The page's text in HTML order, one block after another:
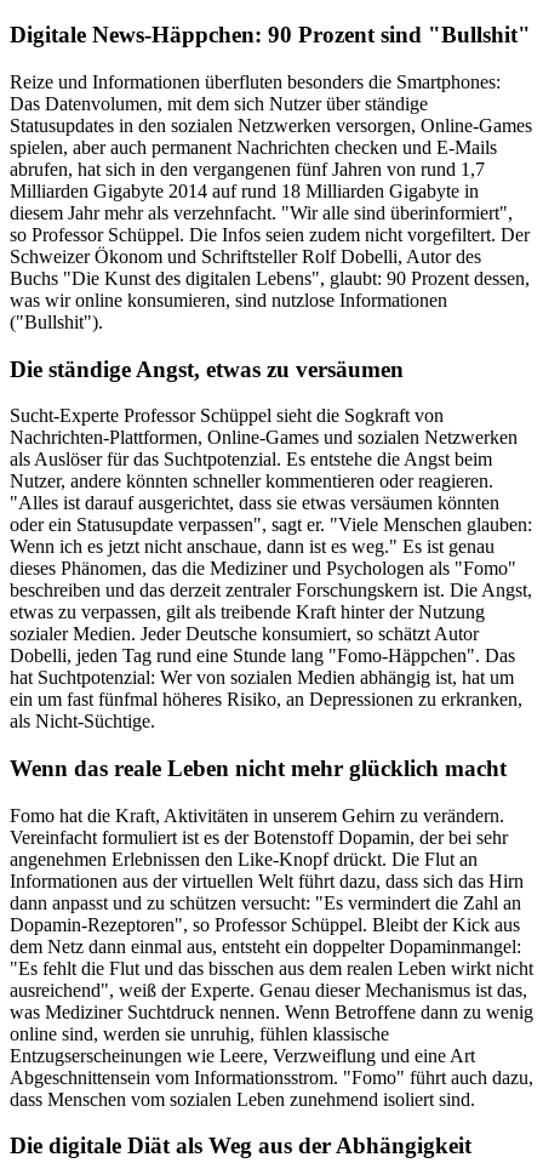
Digitale News-Häppchen: 90 Prozent sind "Bullshit"
Reize und Informationen überfluten besonders die Smartphones:
Das Datenvolumen, mit dem sich Nutzer über ständige
Statusupdates in den sozialen Netzwerken versorgen, Online-Games
spielen, aber auch permanent Nachrichten checken und E-Mails
abrufen, hat sich in den vergangenen fünf Jahren von rund 1,7
Milliarden Gigabyte 2014 auf rund 18 Milliarden Gigabyte in
diesem Jahr mehr als verzehnfacht. "Wir alle sind überinformiert",
so Professor Schüppel. Die Infos seien zudem nicht vorgefiltert. Der
Schweizer Ökonom und Schriftsteller Rolf Dobelli, Autor des
Buchs "Die Kunst des digitalen Lebens", glaubt: 90 Prozent dessen,
was wir online konsumieren, sind nutzlose Informationen
("Bullshit").
Die ständige Angst, etwas zu versäumen
Sucht-Experte Professor Schüppel sieht die Sogkraft von
Nachrichten-Plattformen, Online-Games und sozialen Netzwerken
als Auslöser für das Suchtpotenzial. Es entstehe die Angst beim
Nutzer, andere könnten schneller kommentieren oder reagieren.
"Alles ist darauf ausgerichtet, dass sie etwas versäumen könnten
oder ein Statusupdate verpassen", sagt er. "Viele Menschen glauben:
Wenn ich es jetzt nicht anschaue, dann ist es weg." Es ist genau
dieses Phänomen, das die Mediziner und Psychologen als "Fomo"
beschreiben und das derzeit zentraler Forschungskern ist. Die Angst,
etwas zu verpassen, gilt als treibende Kraft hinter der Nutzung
sozialer Medien. Jeder Deutsche konsumiert, so schätzt Autor
Dobelli, jeden Tag rund eine Stunde lang "Fomo-Häppchen". Das
hat Suchtpotenzial: Wer von sozialen Medien abhängig ist, hat um
ein um fast fünfmal höheres Risiko, an Depressionen zu erkranken,
als Nicht-Süchtige.
Wenn das reale Leben nicht mehr glücklich macht
Fomo hat die Kraft, Aktivitäten in unserem Gehirn zu verändern.
Vereinfacht formuliert ist es der Botenstoff Dopamin, der bei sehr
angenehmen Erlebnissen den Like-Knopf drückt. Die Flut an
Informationen aus der virtuellen Welt führt dazu, dass sich das Hirn
dann anpasst und zu schützen versucht: "Es vermindert die Zahl an
Dopamin-Rezeptoren", so Professor Schüppel. Bleibt der Kick aus
dem Netz dann einmal aus, entsteht ein doppelter Dopaminmangel:
"Es fehlt die Flut und das bisschen aus dem realen Leben wirkt nicht
ausreichend", weiß der Experte. Genau dieser Mechanismus ist das,
was Mediziner Suchtdruck nennen. Wenn Betroffene dann zu wenig
online sind, werden sie unruhig, fühlen klassische
Entzugserscheinungen wie Leere, Verzweiflung und eine Art
Abgeschnittensein vom Informationsstrom. "Fomo" führt auch dazu,
dass Menschen vom sozialen Leben zunehmend isoliert sind.
Die digitale Diät als Weg aus der Abhängigkeit